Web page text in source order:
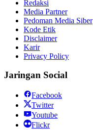
Redaksi
Media Partner
Pedoman Media Siber
Kode Etik
Disclaimer
Karir
Privacy Policy
Jaringan Social
Facebook
Twitter
Youtube
Flickr